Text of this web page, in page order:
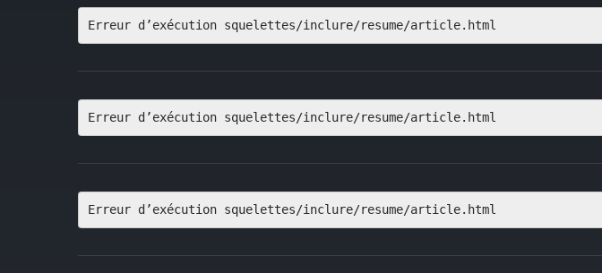
Erreur d’exécution squelettes/inclure/resume/article.html
Erreur d’exécution squelettes/inclure/resume/article.html
Erreur d’exécution squelettes/inclure/resume/article.html